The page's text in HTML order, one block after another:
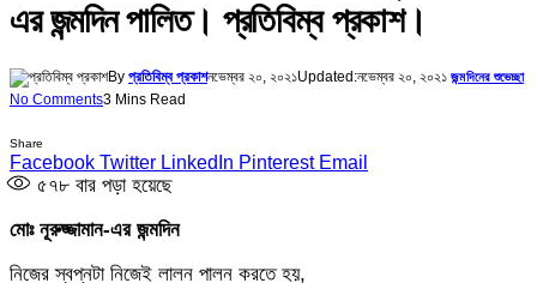
এর জন্মদিন পালিত। প্রতিবিম্ব প্রকাশ।
By প্রতিবিম্ব প্রকাশনভেম্বর ২০, ২০২১Updated:নভেম্বর ২০, ২০২১ জন্মদিনের শুভেচ্ছা
No Comments3 Mins Read
Share
Facebook Twitter LinkedIn Pinterest Email
৫৭৮ বার পড়া হয়েছে
মোঃ নূরুজ্জামান-এর জন্মদিন
নিজের স্বপ্নটা নিজেই লালন পালন করতে হয়,